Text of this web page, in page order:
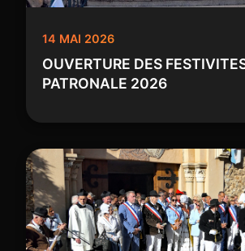
14 MAI 2026
OUVERTURE DES
PATRONALE 2026